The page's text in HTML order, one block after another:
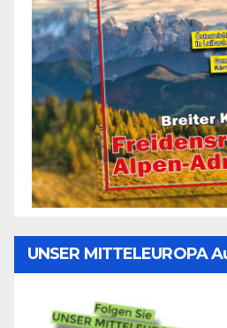
UNSER MITTELEUROPA